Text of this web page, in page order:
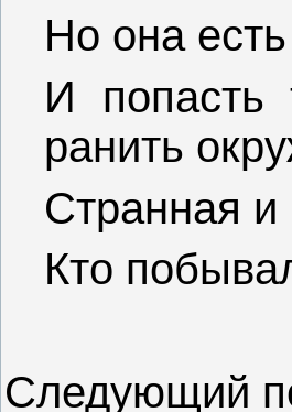
Но она
И попасть
ранить
Странная и
Кто
Следующий